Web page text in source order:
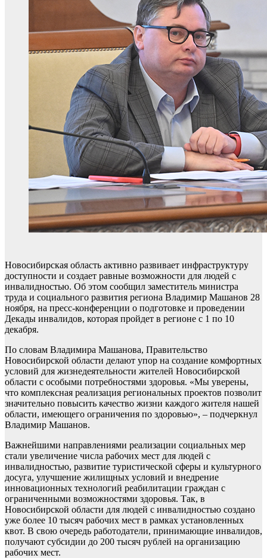
Новосибирская область активно развивает инфраструктуру
доступности и создает равные возможности для людей с
инвалидностью. Об этом сообщил заместитель министра
труда и социального развития региона Владимир Машанов 28
ноября, на пресс-конференции о подготовке и проведении
Декады инвалидов, которая пройдет в регионе с 1 по 10
декабря.
По словам Владимира Машанова, Правительство
Новосибирской области делают упор на создание комфортных
условий для жизнедеятельности жителей Новосибирской
области с особыми потребностями здоровья. «Мы уверены,
что комплексная реализация региональных проектов позволит
значительно повысить качество жизни каждого жителя нашей
области, имеющего ограничения по здоровью», – подчеркнул
Владимир Машанов.
Важнейшими направлениями реализации социальных мер
стали увеличение числа рабочих мест для людей с
инвалидностью, развитие туристической сферы и культурного
досуга, улучшение жилищных условий и внедрение
инновационных технологий реабилитации граждан с
ограниченными возможностями здоровья. Так, в
Новосибирской области для людей с инвалидностью создано
уже более 10 тысяч рабочих мест в рамках установленных
квот. В свою очередь работодатели, принимающие инвалидов,
получают субсидии до 200 тысяч рублей на организацию
рабочих мест.